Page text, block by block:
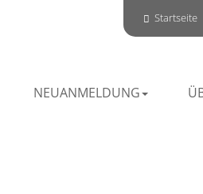
Startseite
NEUANMELDUNG